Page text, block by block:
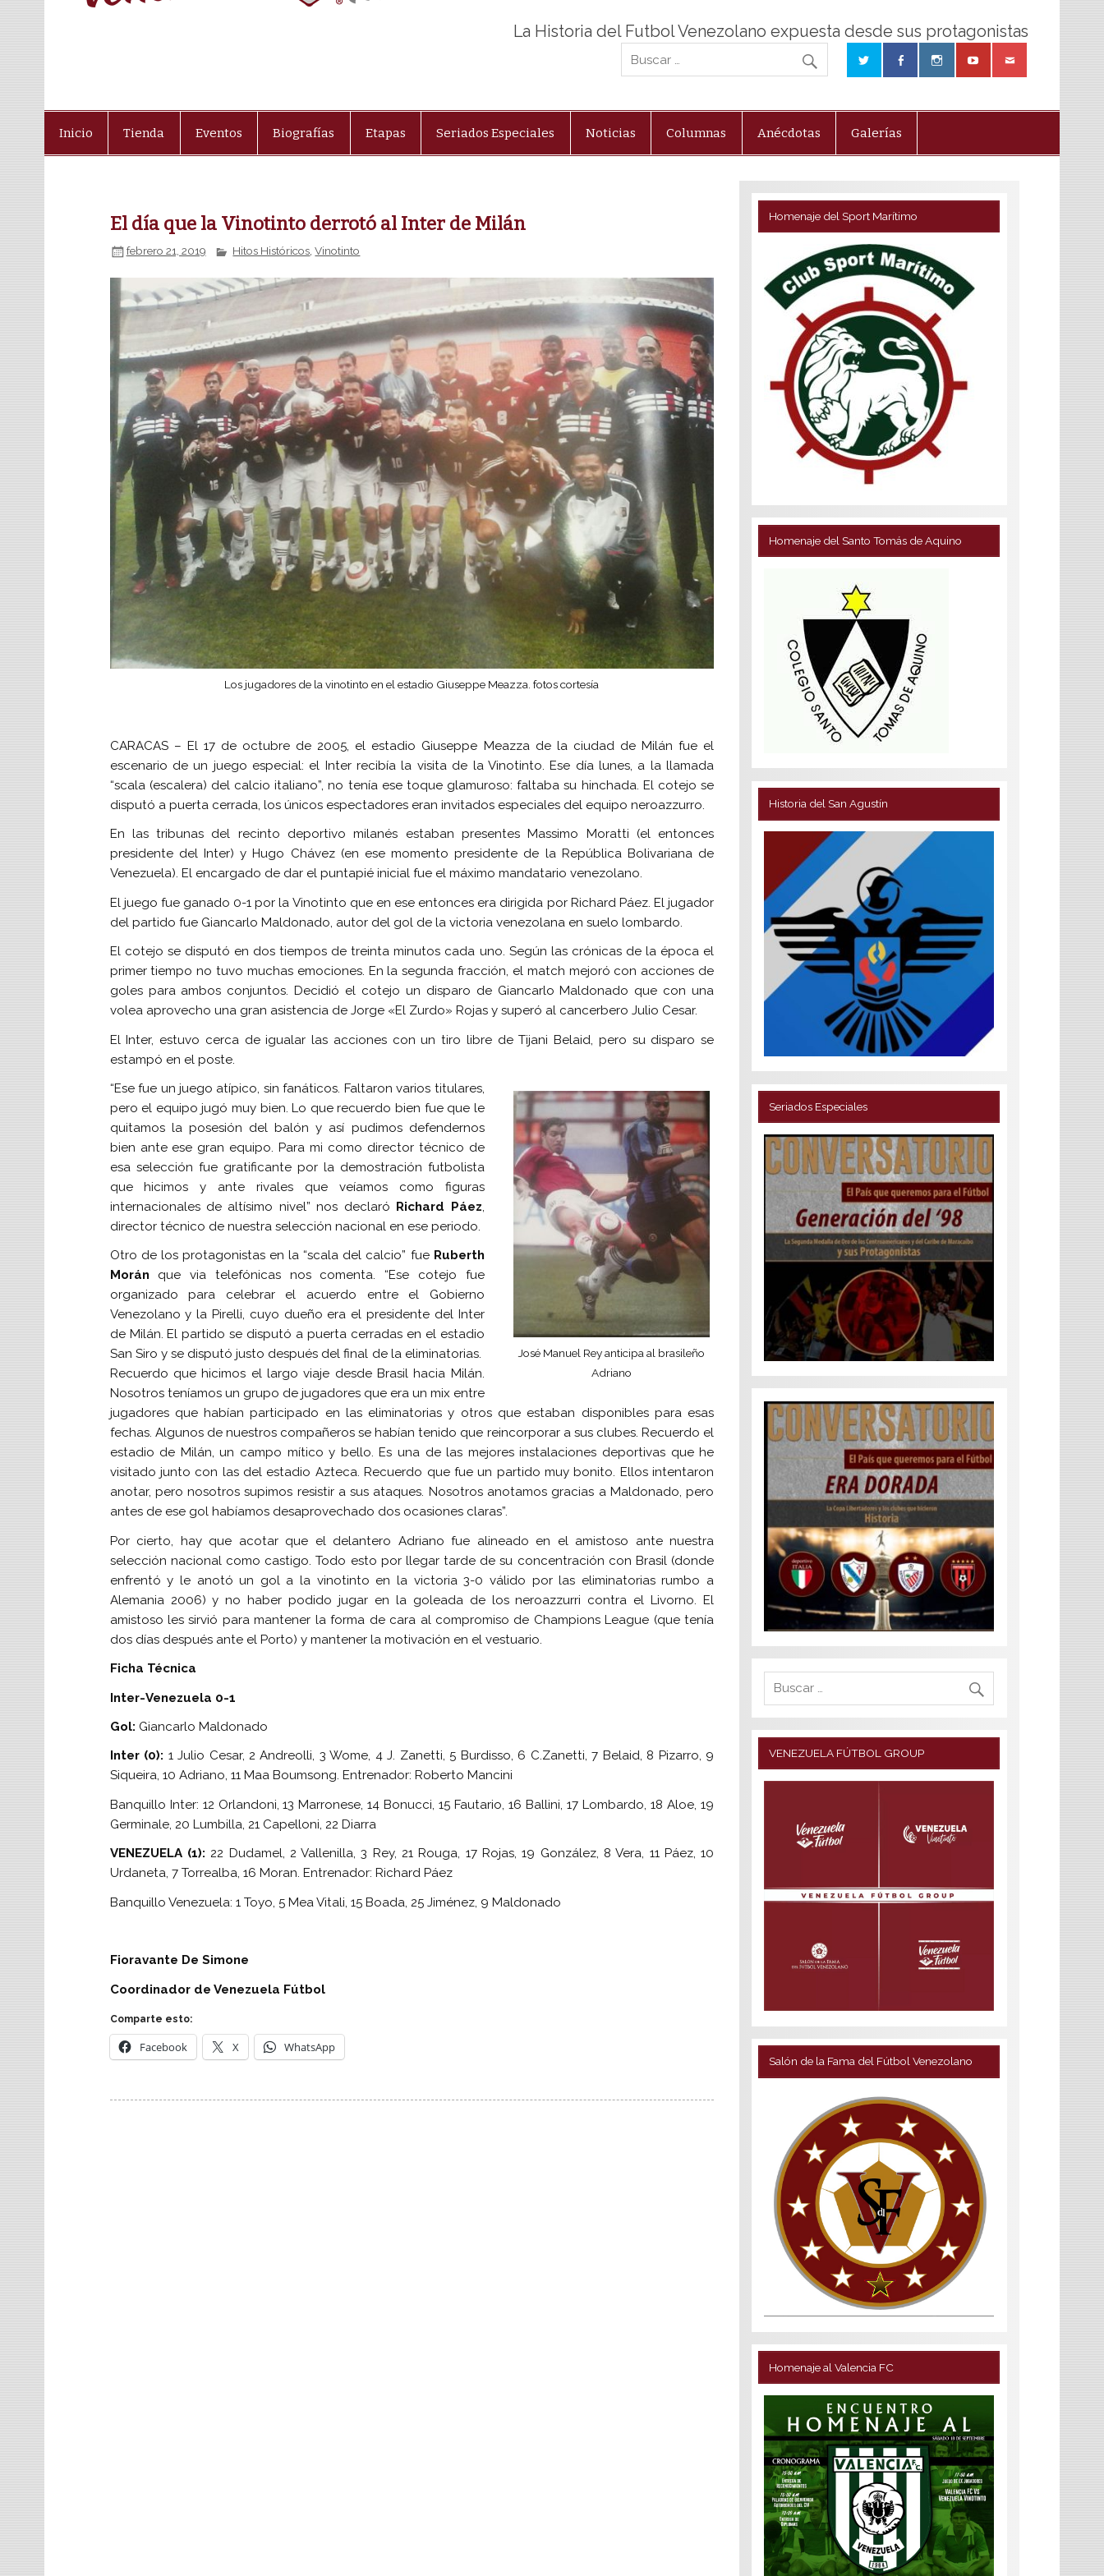
La Historia del Futbol Venezolano expuesta desde sus protagonistas
Inicio Tienda Eventos Biografías Etapas Seriados Especiales Noticias Columnas Anécdotas Galerías
El día que la Vinotinto derrotó al Inter de Milán
febrero 21, 2019 Hitos Históricos,Vinotinto
Los jugadores de la vinotinto en el estadio Giuseppe Meazza. fotos cortesía
CARACAS – El 17 de octubre de 2005, el estadio Giuseppe Meazza de la ciudad de Milán fue el
escenario de un juego especial: el Inter recibía la visita de la Vinotinto. Ese día lunes, a la llamada
“scala (escalera) del calcio italiano”, no tenía ese toque glamuroso: faltaba su hinchada. El cotejo se
disputó a puerta cerrada, los únicos espectadores eran invitados especiales del equipo neroazzurro.
En las tribunas del recinto deportivo milanés estaban presentes Massimo Moratti (el entonces
presidente del Inter) y Hugo Chávez (en ese momento presidente de la República Bolivariana de
Venezuela). El encargado de dar el puntapié inicial fue el máximo mandatario venezolano.
El juego fue ganado 0-1 por la Vinotinto que en ese entonces era dirigida por Richard Páez. El jugador
del partido fue Giancarlo Maldonado, autor del gol de la victoria venezolana en suelo lombardo.
El cotejo se disputó en dos tiempos de treinta minutos cada uno. Según las crónicas de la época el
primer tiempo no tuvo muchas emociones. En la segunda fracción, el match mejoró con acciones de
goles para ambos conjuntos. Decidió el cotejo un disparo de Giancarlo Maldonado que con una
volea aprovecho una gran asistencia de Jorge «El Zurdo» Rojas y superó al cancerbero Julio Cesar.
El Inter, estuvo cerca de igualar las acciones con un tiro libre de Tijani Belaid, pero su disparo se
estampó en el poste.
José Manuel Rey anticipa al brasileño
Adriano
“Ese fue un juego atípico, sin fanáticos. Faltaron varios titulares,
pero el equipo jugó muy bien. Lo que recuerdo bien fue que le
quitamos la posesión del balón y así pudimos defendernos
bien ante ese gran equipo. Para mi como director técnico de
esa selección fue gratificante por la demostración futbolista
que hicimos y ante rivales que veíamos como figuras
internacionales de altísimo nivel” nos declaró Richard Páez,
director técnico de nuestra selección nacional en ese periodo.
Otro de los protagonistas en la “scala del calcio” fue Ruberth
Morán que via telefónicas nos comenta. “Ese cotejo fue
organizado para celebrar el acuerdo entre el Gobierno
Venezolano y la Pirelli, cuyo dueño era el presidente del Inter
de Milán. El partido se disputó a puerta cerradas en el estadio
San Siro y se disputó justo después del final de la eliminatorias.
Recuerdo que hicimos el largo viaje desde Brasil hacia Milán.
Nosotros teníamos un grupo de jugadores que era un mix entre
jugadores que habían participado en las eliminatorias y otros que estaban disponibles para esas
fechas. Algunos de nuestros compañeros se habían tenido que reincorporar a sus clubes. Recuerdo el
estadio de Milán, un campo mítico y bello. Es una de las mejores instalaciones deportivas que he
visitado junto con las del estadio Azteca. Recuerdo que fue un partido muy bonito. Ellos intentaron
anotar, pero nosotros supimos resistir a sus ataques. Nosotros anotamos gracias a Maldonado, pero
antes de ese gol habíamos desaprovechado dos ocasiones claras”.
Por cierto, hay que acotar que el delantero Adriano fue alineado en el amistoso ante nuestra
selección nacional como castigo. Todo esto por llegar tarde de su concentración con Brasil (donde
enfrentó y le anotó un gol a la vinotinto en la victoria 3-0 válido por las eliminatorias rumbo a
Alemania 2006) y no haber podido jugar en la goleada de los neroazzurri contra el Livorno. El
amistoso les sirvió para mantener la forma de cara al compromiso de Champions League (que tenía
dos días después ante el Porto) y mantener la motivación en el vestuario.
Ficha Técnica
Inter-Venezuela 0-1
Gol: Giancarlo Maldonado
Inter (0): 1 Julio Cesar, 2 Andreolli, 3 Wome, 4 J. Zanetti, 5 Burdisso, 6 C.Zanetti, 7 Belaid, 8 Pizarro, 9
Siqueira, 10 Adriano, 11 Maa Boumsong. Entrenador: Roberto Mancini
Banquillo Inter: 12 Orlandoni, 13 Marronese, 14 Bonucci, 15 Fautario, 16 Ballini, 17 Lombardo, 18 Aloe, 19
Germinale, 20 Lumbilla, 21 Capelloni, 22 Diarra
VENEZUELA (1): 22 Dudamel, 2 Vallenilla, 3 Rey, 21 Rouga, 17 Rojas, 19 González, 8 Vera, 11 Páez, 10
Urdaneta, 7 Torrealba, 16 Moran. Entrenador: Richard Páez
Banquillo Venezuela: 1 Toyo, 5 Mea Vitali, 15 Boada, 25 Jiménez, 9 Maldonado
Fioravante De Simone
Coordinador de Venezuela Fútbol
Comparte esto:
Facebook X WhatsApp
Homenaje del Sport Marítimo
Homenaje del Santo Tomás de Aquino
Historia del San Agustín
Seriados Especiales
VENEZUELA FÚTBOL GROUP
Salón de la Fama del Fútbol Venezolano
Homenaje al Valencia FC